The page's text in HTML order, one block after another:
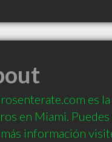
es
en Miami.
más información